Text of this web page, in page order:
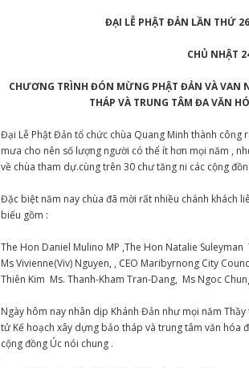
ĐẠI LỄ PHẬT ĐẢN LẦN THỨ
CHỦ NHẬT
CHƯƠNG TRÌNH ĐÓN MỪNG PHẬT ĐẢN VÀ VAN
THÁP VÀ TRUNG TÂM ĐA VĂN
Đại Lễ Phật Đản tổ chức chùa Quang Minh thành
mưa cho nên số lượng người có thể ít hơn mọi năm ,
về chùa tham dự.cùng trên 30 chư tăng ni các cộng
Đặc biệt năm nay chùa đã mời rất nhiều chánh khách
biểu gồm :
The Hon Daniel Mulino MP ,The Hon Natalie
Ms Vivienne(Viv) Nguyen, , CEO Maribyrnong City
Thiên Kim Ms. Thanh-Kham Tran-Dang, Ms Ngoc
Ngày hôm nay nhân dịp Khánh Đản như mọi năm
tử Kế hoạch xây dựng bảo tháp và trung tâm văn hóa
cộng đồng Úc nói chung .